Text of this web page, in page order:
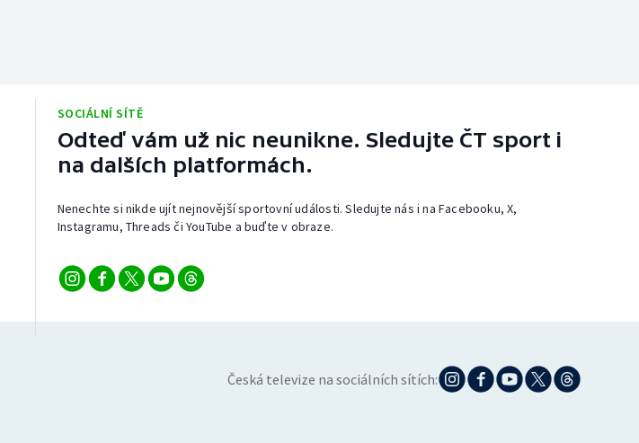
SOCIÁLNÍ SÍTĚ
Odteď vám už nic neunikne. Sledujte ČT sport i
na dalších platformách.
Nenechte si nikde ujít nejnovější sportovní události. Sledujte nás i na Facebooku, X,
Instagramu, Threads či YouTube a buďte v obraze.
Česká televize na sociálních sítích: